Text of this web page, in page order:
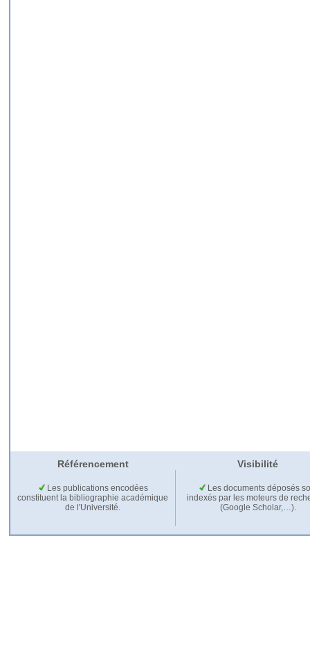
Référencement Visibilité
Les publications encodées
constituent la bibliographie académique
de l'Université.
Les documents déposés
indexés par les moteurs de
(Google Scholar,…).